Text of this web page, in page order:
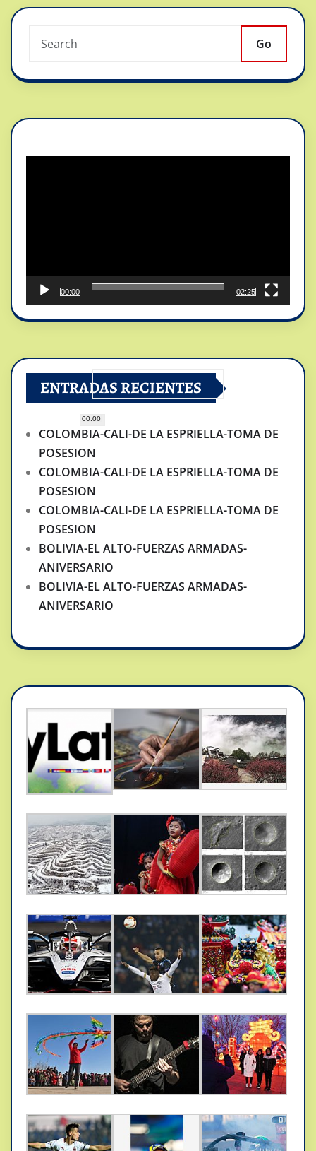
Go
00:00
00:00
02:25
ENTRADAS RECIENTES
COLOMBIA-CALI-DE LA ESPRIELLA-TOMA DE
POSESION
COLOMBIA-CALI-DE LA ESPRIELLA-TOMA DE
POSESION
COLOMBIA-CALI-DE LA ESPRIELLA-TOMA DE
POSESION
BOLIVIA-EL ALTO-FUERZAS ARMADAS-
ANIVERSARIO
BOLIVIA-EL ALTO-FUERZAS ARMADAS-
ANIVERSARIO